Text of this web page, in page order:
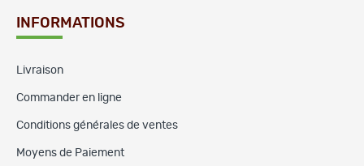
INFORMATIONS
Livraison
Commander en ligne
Conditions générales de ventes
Moyens de Paiement